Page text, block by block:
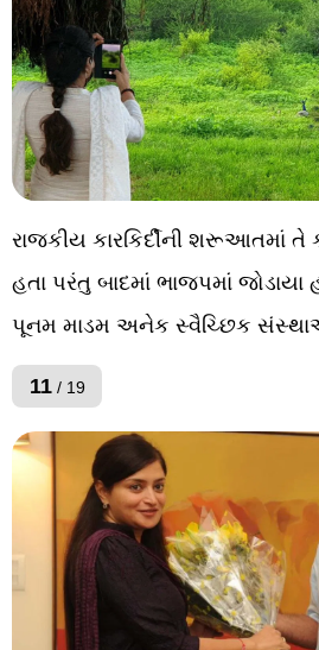
રાજકીય કારકિર્દીની શરૂઆતમાં તે
હતા પરંતુ બાદમાં ભાજપમાં જોડાયા
પૂનમ માડમ અનેક સ્વૈચ્છિક
11/ 19